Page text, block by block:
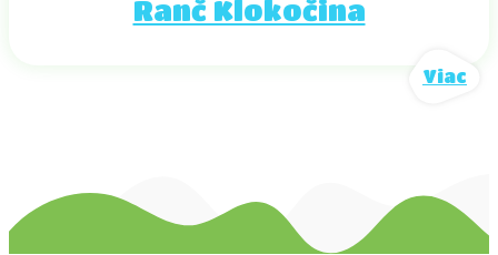
Ranč Klokočina
Viac